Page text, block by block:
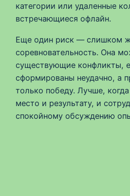
категории или удаленные
встречающиеся офлайн.
Еще один риск — слишком
соревновательность. Она
существующие конфликты,
сформированы неудачно, а
только победу. Лучше,
место и результату, и
спокойному обсуждению